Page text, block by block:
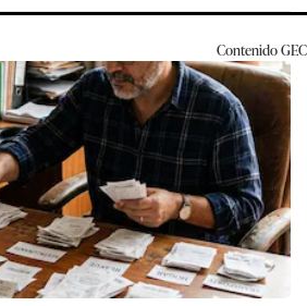
ContenidoGEC